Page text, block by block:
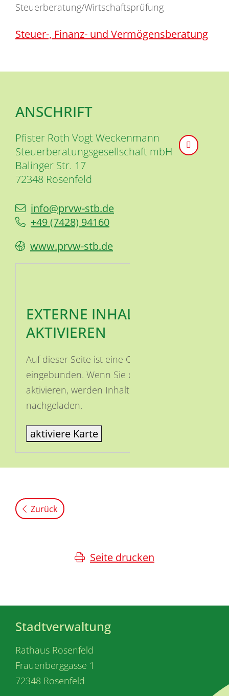
Steuerberatung/Wirtschaftsprüfung
Steuer-, Finanz- und Vermögensberatung
ANSCHRIFT
Pfister Roth Vogt Weckenmann
Steuerberatungsgesellschaft mbH
Balinger Str. 17
72348 Rosenfeld
info@prvw-stb.de
+49 (7428) 94160
www.prvw-stb.de
EXTERNE INHALTE
AKTIVIEREN
Auf dieser Seite ist eine OSM Karte
eingebunden. Wenn Sie die Karte
aktivieren, werden Inhalte von OSM
nachgeladen.
aktiviere Karte
Zurück
Seite drucken
Stadtverwaltung
Rathaus Rosenfeld
Frauenberggasse 1
72348 Rosenfeld